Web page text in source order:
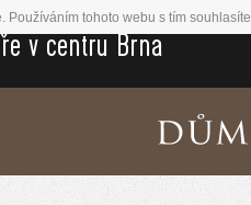
tohoto webu s tím souhlasíte.
v centru Brna